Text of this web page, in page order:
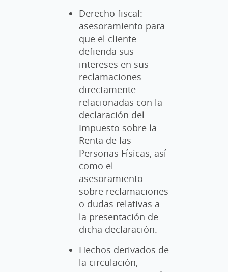
Derecho fiscal:
asesoramiento para
que el cliente
defienda sus
intereses en sus
reclamaciones
directamente
relacionadas con la
declaración del
Impuesto sobre la
Renta de las
Personas Físicas, así
como el
asesoramiento
sobre reclamaciones
o dudas relativas a
la presentación de
dicha declaración.
Hechos derivados de
la circulación,